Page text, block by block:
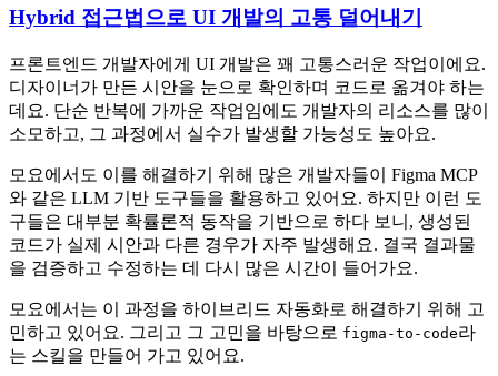
Hybrid 접근법으로 UI 개발의 고통 덜어내기
프론트엔드 개발자에게 UI 개발은 꽤 고통스러운 작업이에요.
디자이너가 만든 시안을 눈으로 확인하며 코드로 옮겨야 하는
데요. 단순 반복에 가까운 작업임에도 개발자의 리소스를 많이
소모하고, 그 과정에서 실수가 발생할 가능성도 높아요.
모요에서도 이를 해결하기 위해 많은 개발자들이 Figma MCP
와 같은 LLM 기반 도구들을 활용하고 있어요. 하지만 이런 도
구들은 대부분 확률론적 동작을 기반으로 하다 보니, 생성된
코드가 실제 시안과 다른 경우가 자주 발생해요. 결국 결과물
을 검증하고 수정하는 데 다시 많은 시간이 들어가요.
모요에서는 이 과정을 하이브리드 자동화로 해결하기 위해 고
민하고 있어요. 그리고 그 고민을 바탕으로 figma-to-code라
는 스킬을 만들어 가고 있어요.